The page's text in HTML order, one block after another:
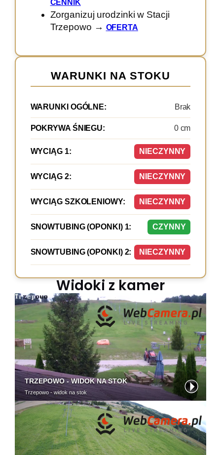
CENNIK
Zorganizuj urodzinki w Stacji
Trzepowo → OFERTA
WARUNKI NA STOKU
WARUNKI OGÓLNE: Brak
POKRYWA ŚNIEGU: 0 cm
WYCIĄG 1: NIECZYNNY
WYCIĄG 2: NIECZYNNY
WYCIĄG SZKOLENIOWY: NIECZYNNY
SNOWTUBING (OPONKI) 1: CZYNNY
SNOWTUBING (OPONKI) 2: NIECZYNNY
Widoki z kamer